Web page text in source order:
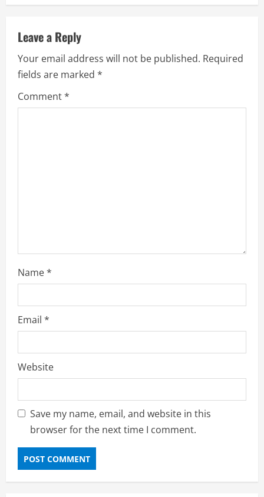
v
i
g
a
t
Leave a Reply
Your email address will not be published. Required
fields are marked *
Comment*
Name*
Email *
Website
Save my name, email, and website in this
browser for the next time I comment.